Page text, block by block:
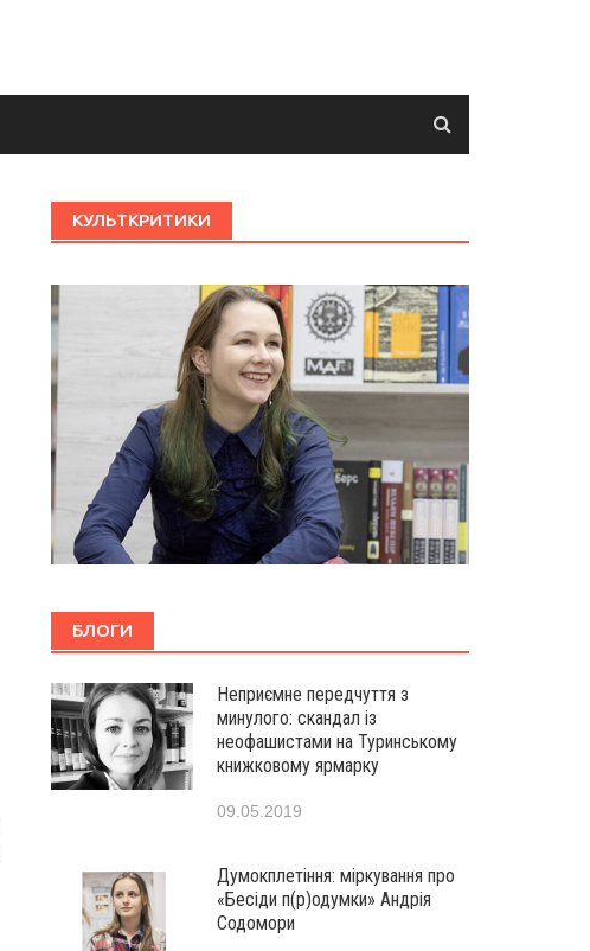
КУЛЬТКРИТИКИ
БЛОГИ
Неприємне передчуття з
минулого: скандал із
неофашистами на Туринському
книжковому ярмарку
09.05.2019
Думокплетіння: міркування про
«Бесіди п(р)одумки» Андрія
Содомори